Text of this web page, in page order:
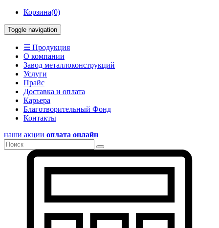
Корзина(0)
Toggle navigation
☰ Продукция
О компании
Завод металлоконструкций
Услуги
Прайс
Доставка и оплата
Карьера
Благотворительный Фонд
Контакты
наши акции оплата онлайн